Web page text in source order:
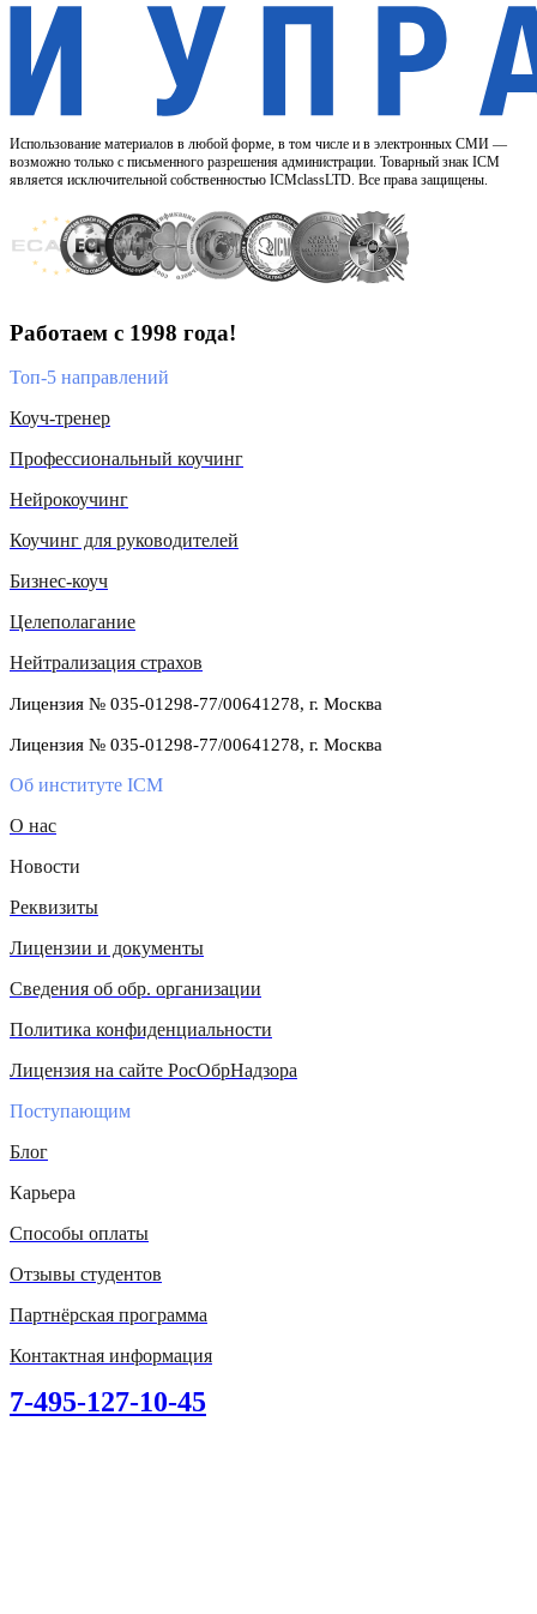
Использование материалов в любой форме, в том числе и в электронных СМИ —
возможно только с письменного разрешения администрации. Товарный знак ICM
является исключительной собственностью ICMclassLTD. Все права защищены.
Работаем с 1998 года!
Топ-5 направлений
Коуч-тренер
Профессиональный коучинг
Нейрокоучинг
Коучинг для руководителей
Бизнес-коуч
Целеполагание
Нейтрализация страхов
Лицензия № 035-01298-77/00641278, г. Москва
Лицензия № 035-01298-77/00641278, г. Москва
Об институте ICM
О нас
Новости
Реквизиты
Лицензии и документы
Сведения об обр. организации
Политика конфиденциальности
Лицензия на сайте РосОбрНадзора
Поступающим
Блог
Карьера
Способы оплаты
Отзывы студентов
Партнёрская программа
Контактная информация
7-495-127-10-45